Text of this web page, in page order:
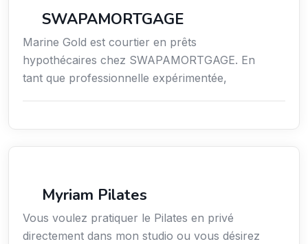
SWAPAMORTGAGE
Marine Gold est courtier en prêts
hypothécaires chez SWAPAMORTGAGE. En
tant que professionnelle expérimentée,
Myriam Pilates
Vous voulez pratiquer le Pilates en privé
directement dans mon studio ou vous désirez